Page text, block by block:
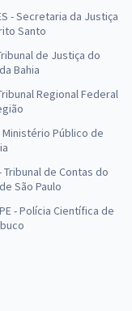
- Secretaria da Justiça
Santo
de Justiça do
Bahia
Regional Federal
Ministério Público de
Tribunal de Contas do
São Paulo
- Polícia Científica de